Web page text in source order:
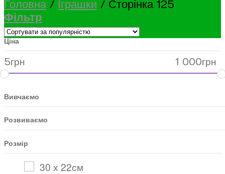
Головна / Іграшки / Сторінка 125
Фільтр
Ціна
5грн 1 000грн
Вивчаємо
Розвиваємо
Розмір
30 х 22см